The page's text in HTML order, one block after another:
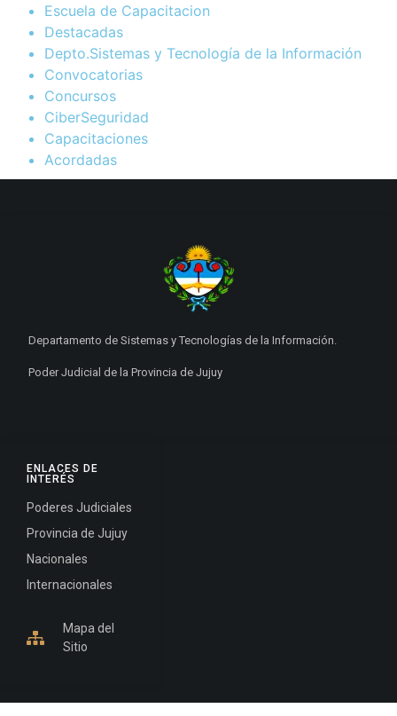
Escuela de Capacitacion
Destacadas
Depto.Sistemas y Tecnología de la Información
Convocatorias
Concursos
CiberSeguridad
Capacitaciones
Acordadas
ENLACES DE
INTERÉS
Poderes Judiciales
Provincia de Jujuy
Nacionales
Internacionales
Mapa del
Sitio
Departamento de Sistemas y Tecnologías de la Información.
Poder Judicial de la Provincia de Jujuy